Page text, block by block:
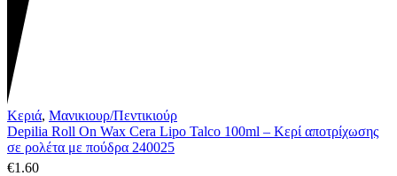
Κεριά, Μανικιουρ/Πεντικιούρ
Depilia Roll On Wax Cera Lipo Talco 100ml – Kερί αποτρίχωσης
σε ρολέτα με πούδρα 240025
€1.60